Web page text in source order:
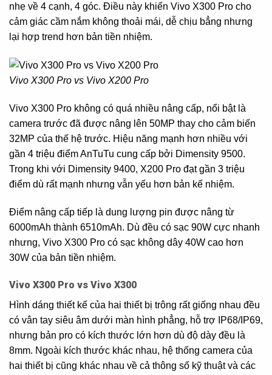
nhẹ về 4 cạnh, 4 góc. Điều này khiến Vivo X300 Pro cho
cảm giác cầm nắm không thoải mái, dễ chịu bẳng nhưng
lại hợp trend hơn bản tiền nhiệm.
Vivo X300 Pro vs Vivo X200 Pro
Vivo X300 Pro không có quá nhiều nâng cấp, nổi bật là
camera trước đã được nâng lên 50MP thay cho cảm biến
32MP của thế hệ trước. Hiệu năng mạnh hơn nhiều với
gần 4 triệu điểm AnTuTu cung cấp bởi Dimensity 9500.
Trong khi với Dimensity 9400, X200 Pro đạt gần 3 triệu
điểm dù rất mạnh nhưng vẫn yếu hơn bản kế nhiệm.
Điểm nâng cấp tiếp là dung lượng pin được nâng từ
6000mAh thành 6510mAh. Dù đều có sạc 90W cực nhanh
nhưng, Vivo X300 Pro có sạc không dây 40W cao hơn
30W của bản tiền nhiệm.
Vivo X300 Pro vs Vivo X300
Hình dáng thiết kế của hai thiết bị trông rất giống nhau đều
có vân tay siêu âm dưới màn hình phẳng, hỗ trợ IP68/IP69,
nhưng bản pro có kích thước lớn hơn dù độ dày đều là
8mm. Ngoài kích thước khác nhau, hệ thống camera của
hai thiết bị cũng khác nhau về cả thông số kỹ thuật và các